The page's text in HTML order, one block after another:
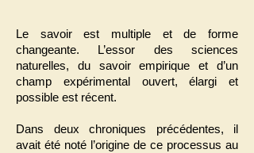
Le savoir est multiple et de forme
changeante. L’essor des sciences
naturelles, du savoir empirique et d’un
champ expérimental ouvert, élargi et
possible est récent.
Dans deux chroniques précédentes, il
avait été noté l’origine de ce processus au